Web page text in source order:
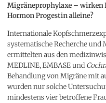
Migräneprophylaxe –
Hormon Progestin alleine?
Internationale
systematische Recherche und
ermittelten aus den
MEDLINE, EMBASE und
Behandlung von Migräne mit
wurden nur solche
mindestens vier betroffene